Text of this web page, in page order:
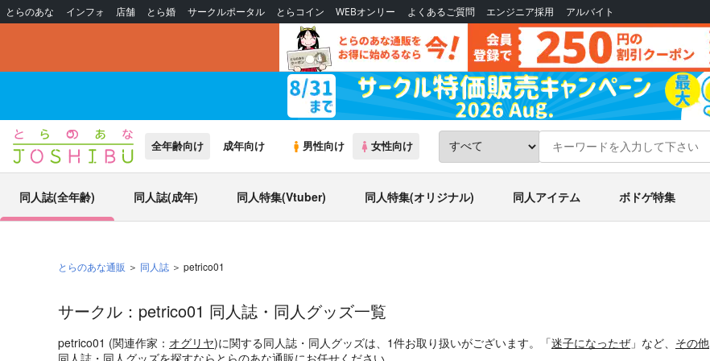
とらのあな インフォ 店舗 とら婚 サークルポータル とらコイン WEBオンリー よくあるご質問 エンジニア採用 アルバイト
全年齢向け 成年向け 男性向け 女性向け
同人誌(全年齢) 同人誌(成年) 同人特集(Vtuber) 同人特集(オリジナル) 同人アイテム ボドゲ特集
とらのあな通販 同人誌 petrico01
サークル：petrico01 同人誌・同人グッズ一覧
petrico01 (関連作家： オグリヤ)に関する同人誌・同人グッズは、1件お取り扱いがございます。「迷子になったぜ」など、 その他
同人誌・同人グッズを探すならとらのあな通販にお任せください。